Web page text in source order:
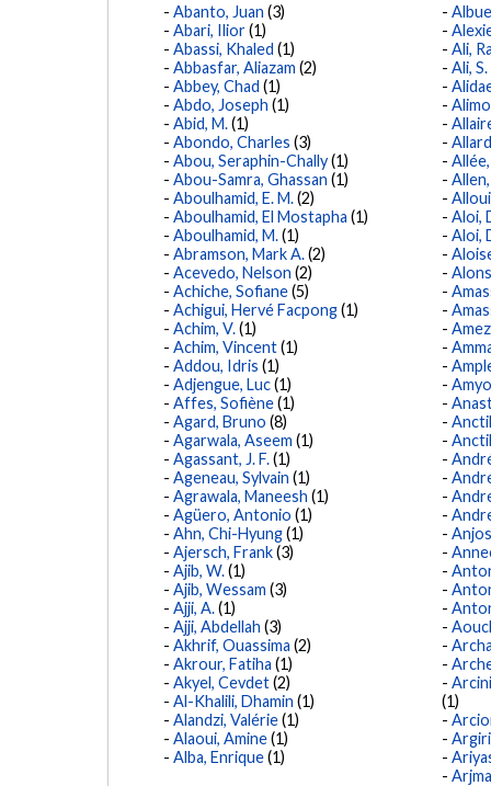
Abanto, Juan (3)
Abari, Ilior(1)
Abassi, Khaled (1)
Abbasfar, Aliazam (2)
Abbey, Chad (1)
Abdo, Joseph (1)
Abid, M.(1)
Abondo, Charles (3)
Abou, Seraphin-Chally(1)
Abou-Samra, Ghassan (1)
Aboulhamid, E. M.(2)
Aboulhamid, El Mostapha (1)
Aboulhamid, M.(1)
Abramson, Mark A.(2)
Acevedo, Nelson (2)
Achiche, Sofiane(5)
Achigui, Hervé Facpong(1)
Achim, V.(1)
Achim, Vincent(1)
Addou, Idris (1)
Adjengue, Luc(1)
Affes, Sofiène(1)
Agard, Bruno (8)
Agarwala, Aseem (1)
Agassant, J. F.(1)
Ageneau, Sylvain (1)
Agrawala, Maneesh (1)
Agüero, Antonio (1)
Ahn, Chi-Hyung(1)
Ajersch, Frank(3)
Ajib, W.(1)
Ajib, Wessam (3)
Ajji, A.(1)
Ajji, Abdellah (3)
Akhrif, Ouassima (2)
Akrour, Fatiha (1)
Akyel, Cevdet(2)
Al-Khalili, Dhamin (1)
Alandzi, Valérie(1)
Alaoui, Amine(1)
Alba, Enrique(1)
Ali,
Ali,
Aloi,
Aloi,
(1)